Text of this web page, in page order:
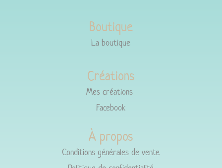
Boutique
La boutique
Créations
Mes créations
Facebook
À propos
Conditions générales de vente